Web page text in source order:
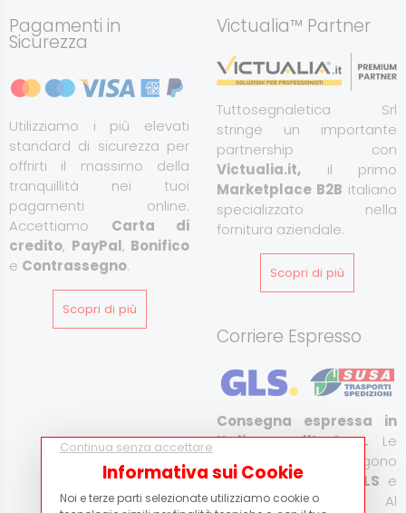
Pagamenti in
Sicurezza
Utilizziamo i più elevati
standard di sicurezza per
offrirti il massimo della
tranquillità nei tuoi
pagamenti online.
Accettiamo Carta di
credito, PayPal, Bonifico
e Contrassegno.
Scopri di più
Victualia™ Partner
Tuttosegnaletica Srl
stringe un importante
partnership con
Victualia.it, il primo
Marketplace B2B italiano
specializzato nella
fornitura aziendale.
Scopri di più
Corriere Espresso
Consegna espressa in
Italia e all’estero. Le
spedizioni vengono
effettuate tramite
GLS e
Susa Trasporti
. Al
Continua senza accettare
Informativa sui Cookie
Noi e terze parti selezionate utilizziamo cookie o